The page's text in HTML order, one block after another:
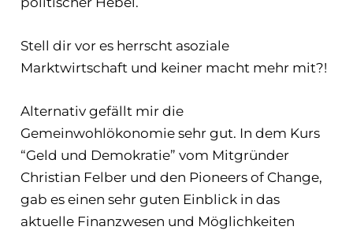
Stell dir vor es herrscht asoziale
Marktwirtschaft und keiner macht mehr mit?!
Alternativ gefällt mir die
Gemeinwohlökonomie sehr gut. In dem Kurs
“Geld und Demokratie” vom Mitgründer
Christian Felber und den Pioneers of Change,
gab es einen sehr guten Einblick in das
aktuelle Finanzwesen und Möglichkeiten